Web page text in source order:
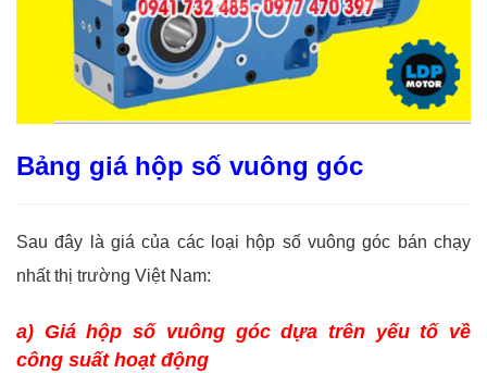
Bảng giá hộp số vuông góc
Sau đây là giá của các loại hộp số vuông góc bán chạy
nhất thị trường Việt Nam:
a) Giá hộp số vuông góc dựa trên yếu tố về
công suất hoạt động